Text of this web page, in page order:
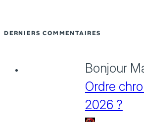
DERNIERS COMMENTAIRES
Bonjour
Ordre
2026 ?